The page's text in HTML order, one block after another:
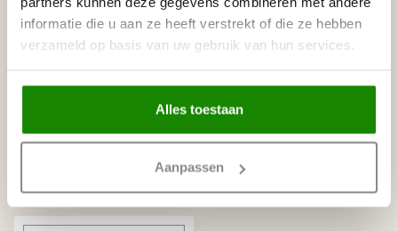
informatie die u aan ze heeft verstrekt of die ze hebben
verzameld op basis van uw gebruik van hun services.
Alles toestaan
Aanpassen
Ornamenten A701 L/R
plafond (set à 2 stuks)
Ornamenten A699
plafond (set à 2 stuks)
€12,49